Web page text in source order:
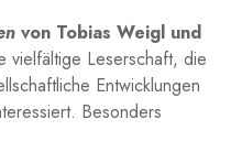
von Tobias Weigl und​
vielfältige ​Leserschaft, die
Entwicklungen⁤
Besonders⁢